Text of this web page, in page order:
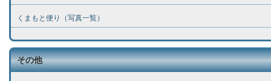
くまもと便り（写真一覧）
その他